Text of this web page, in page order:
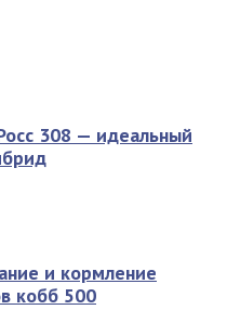
308 — идеальный
и кормление
кобб 500